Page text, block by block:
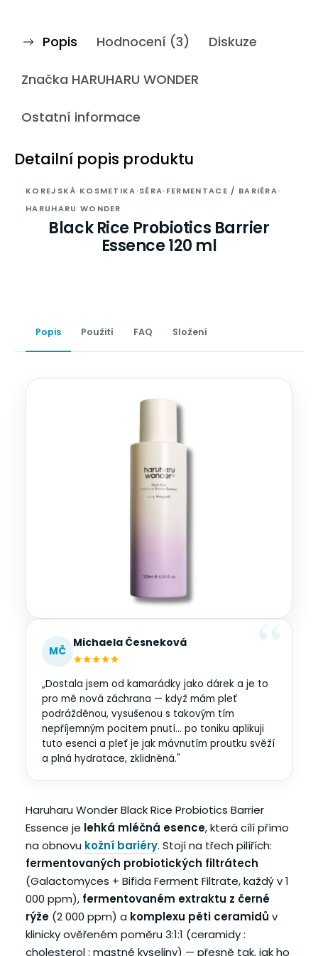
Popis Hodnocení (3) Diskuze
Značka HARUHARU WONDER
Ostatní informace
Detailní popis produktu
KOREJSKÁ KOSMETIKA·SÉRA·FERMENTACE / BARIÉRA·
HARUHARU WONDER
Black Rice Probiotics Barrier
Essence 120 ml
Popis Použití FAQ Složení
Haruharu Wonder Black Rice Probiotics Barrier
Essence je lehká mléčná esence, která cílí přímo
na obnovu kožní bariéry. Stojí na třech pilířích:
fermentovaných probiotických filtrátech
(Galactomyces + Bifida Ferment Filtrate, každý v 1
000 ppm), fermentovaném extraktu z černé
rýže (2 000 ppm) a komplexu pěti ceramidů v
klinicky ověřeném poměru 3:1:1 (ceramidy :
cholesterol : mastné kyseliny) — přesně tak, jak ho
MČ
Michaela Česneková
„Dostala jsem od kamarádky jako dárek a je to
pro mě nová záchrana — když mám pleť
podrážděnou, vysušenou s takovým tím
nepříjemným pocitem pnutí… po toniku aplikuji
tuto esenci a pleť je jak mávnutím proutku svěží
a plná hydratace, zklidněná."